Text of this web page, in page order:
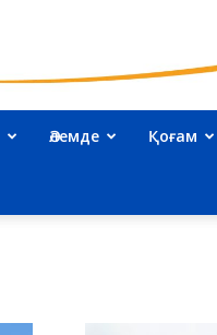
Әлемде Қоғам